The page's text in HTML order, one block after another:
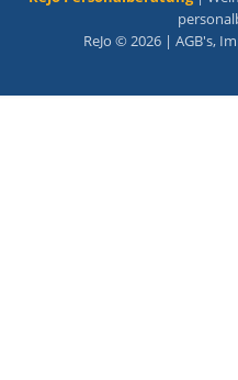
ReJo © 2026 | AGB's,